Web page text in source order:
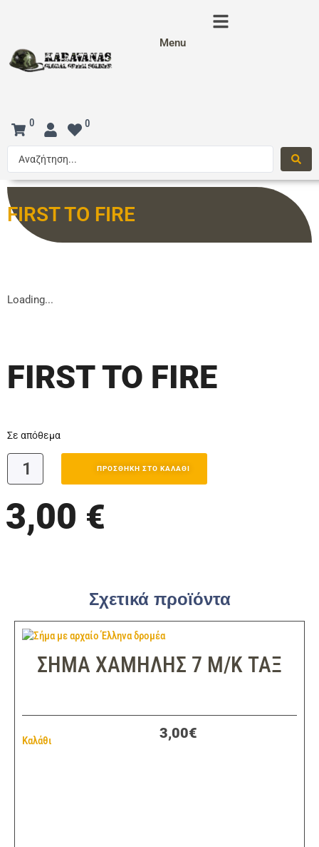
Menu
0 0
FIRST TO FIRE
Loading...
FIRST TO FIRE
Σε απόθεμα
ΠΡΟΣΘΉΚΗ ΣΤΟ ΚΑΛΆΘΙ
3,00 €
Σχετικά προϊόντα
ΣΗΜΑ ΧΑΜΗΛΗΣ 7 Μ/Κ ΤΑΞ
Καλάθι 3,00€